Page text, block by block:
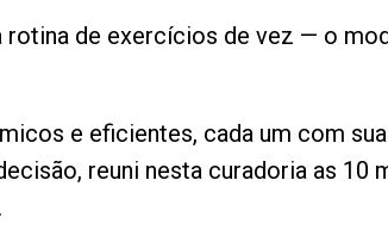
de exercícios de vez — o
e eficientes, cada um com
reuni nesta curadoria as 10